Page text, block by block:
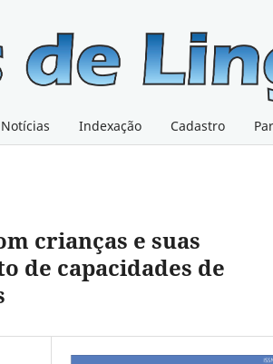
Notícias Indexação Cadastro
crianças e suas
de capacidades de